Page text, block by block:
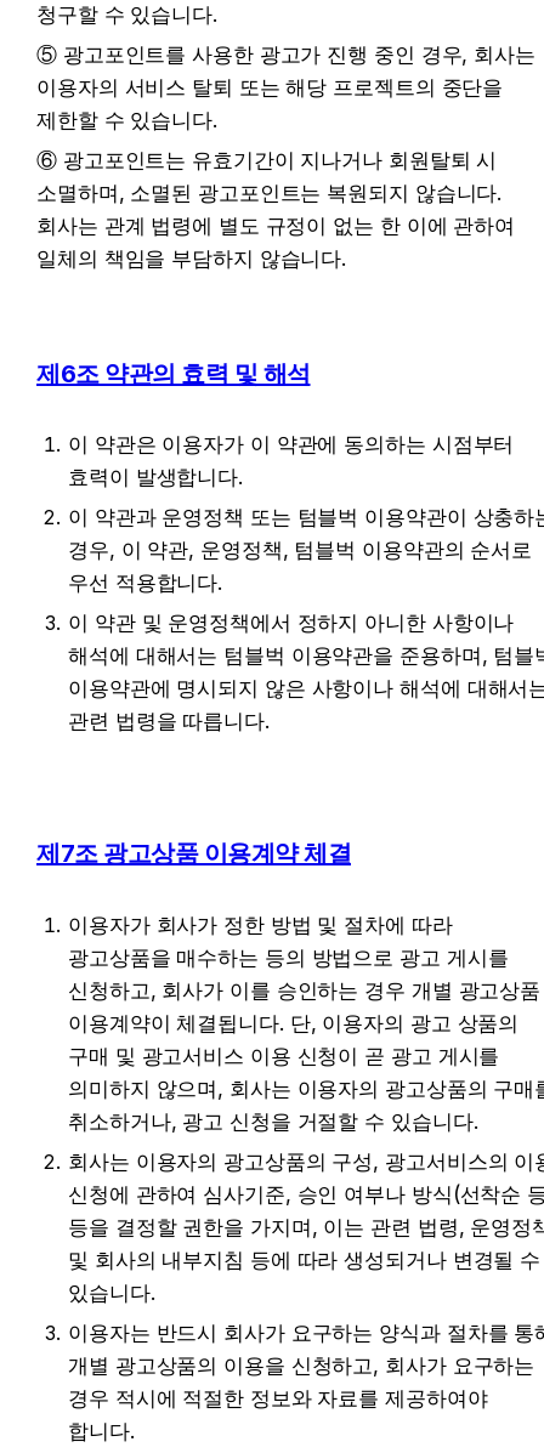
청구할 수 있습니다.
⑤ 광고포인트를 사용한 광고가 진행 중인 경우, 회사는
이용자의 서비스 탈퇴 또는 해당 프로젝트의 중단을
제한할 수 있습니다.
⑥ 광고포인트는 유효기간이 지나거나 회원탈퇴 시
소멸하며, 소멸된 광고포인트는 복원되지 않습니다.
회사는 관계 법령에 별도 규정이 없는 한 이에 관하여
일체의 책임을 부담하지 않습니다.
제6조 약관의 효력 및 해석
이 약관은 이용자가 이 약관에 동의하는 시점부터
효력이 발생합니다.
이 약관과 운영정책 또는 텀블벅 이용약관이 상충하
경우, 이 약관, 운영정책, 텀블벅 이용약관의 순서로
우선 적용합니다.
이 약관 및 운영정책에서 정하지 아니한 사항이나
해석에 대해서는 텀블벅 이용약관을 준용하며, 텀블
이용약관에 명시되지 않은 사항이나 해석에 대해서
관련 법령을 따릅니다.
제7조 광고상품 이용계약 체결
이용자가 회사가 정한 방법 및 절차에 따라
광고상품을 매수하는 등의 방법으로 광고 게시를
신청하고, 회사가 이를 승인하는 경우 개별 광고상품
이용계약이 체결됩니다. 단, 이용자의 광고 상품의
구매 및 광고서비스 이용 신청이 곧 광고 게시를
의미하지 않으며, 회사는 이용자의 광고상품의 구매
취소하거나, 광고 신청을 거절할 수 있습니다.
회사는 이용자의 광고상품의 구성, 광고서비스의 이
신청에 관하여 심사기준, 승인 여부나 방식(선착순
등을 결정할 권한을 가지며, 이는 관련 법령, 운영정
및 회사의 내부지침 등에 따라 생성되거나 변경될 수
있습니다.
이용자는 반드시 회사가 요구하는 양식과 절차를 통
개별 광고상품의 이용을 신청하고, 회사가 요구하는
경우 적시에 적절한 정보와 자료를 제공하여야
합니다.